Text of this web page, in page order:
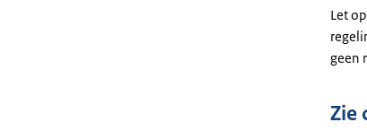
Let
geen
Zie